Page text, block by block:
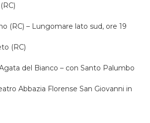
(RC) – Lungomare lato sud, ore 19
(RC)
del Bianco – con Santo Palumbo
Abbazia Florense San Giovanni in